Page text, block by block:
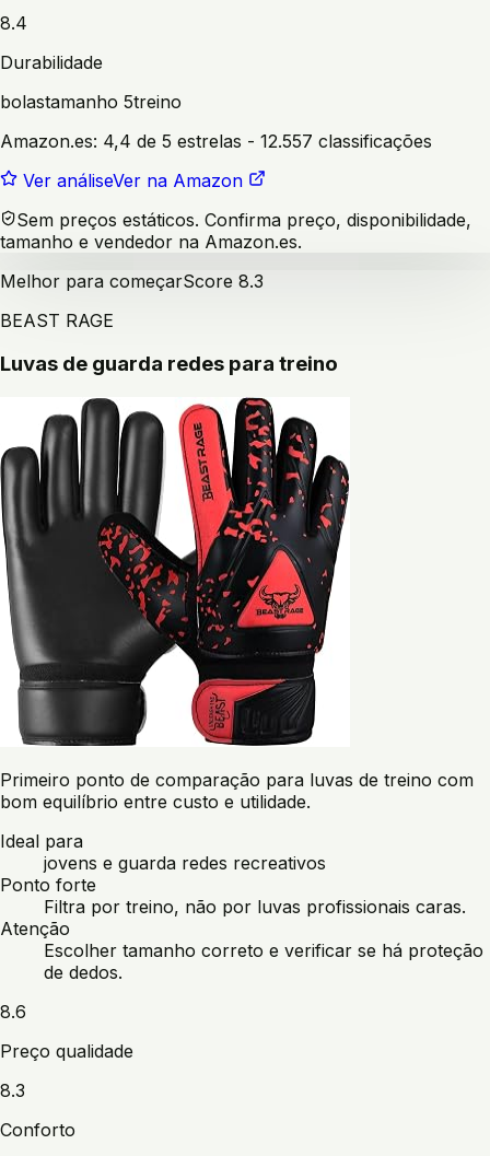
8.4
Durabilidade
bolastamanho 5treino
Amazon.es: 4,4 de 5 estrelas - 12.557 classificações
Ver análiseVer na Amazon
Sem preços estáticos. Confirma preço, disponibilidade,
tamanho e vendedor na Amazon.es.
Melhor para começarScore 8.3
BEAST RAGE
Luvas de guarda redes para treino
Primeiro ponto de comparação para luvas de treino com
bom equilíbrio entre custo e utilidade.
Ideal para
jovens e guarda redes recreativos
Ponto forte
Filtra por treino, não por luvas profissionais caras.
Atenção
Escolher tamanho correto e verificar se há proteção
de dedos.
8.6
Preço qualidade
8.3
Conforto